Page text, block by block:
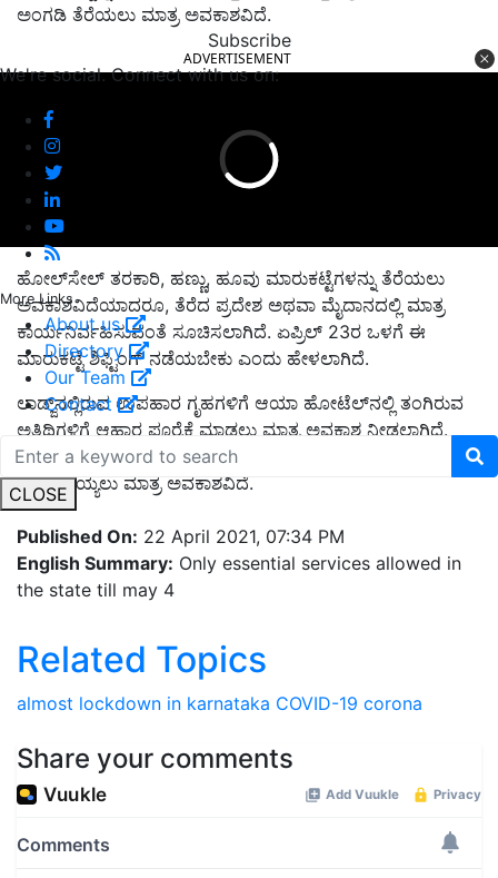
Subscribe
We're social. Connect with us on:
More Links
About us
Directory
Our Team
Contact
CLOSE
ಅಂಗಡಿ ತೆರೆಯಲು ಮಾತ್ರ ಅವಕಾಶವಿದೆ.
ADVERTISEMENT
ಹೋಲ್‌ಸೇಲ್‌ ತರಕಾರಿ, ಹಣ್ಣು, ಹೂವು ಮಾರುಕಟ್ಟೆಗಳನ್ನು ತೆರೆಯಲು
ಅವಕಾಶವಿದೆಯಾದರೂ, ತೆರೆದ ಪ್ರದೇಶ ಅಥವಾ ಮೈದಾನದಲ್ಲಿ ಮಾತ್ರ
ಕಾರ್ಯನಿರ್ವಹಿಸುವಂತೆ ಸೂಚಿಸಲಾಗಿದೆ. ಏಪ್ರಿಲ್‌ 23ರ ಒಳಗೆ ಈ
ಮಾರುಕಟ್ಟೆ ಶಿಫ್ಟಿಂಗ್‌ ನಡೆಯಬೇಕು ಎಂದು ಹೇಳಲಾಗಿದೆ.
ಲಾಡ್ಜ್‌ನಲ್ಲಿರುವ ಉಪಹಾರ ಗೃಹಗಳಿಗೆ ಆಯಾ ಹೋಟೆಲ್‌ನಲ್ಲಿ ತಂಗಿರುವ
ಅತಿಥಿಗಳಿಗೆ ಆಹಾರ ಪೂರೈಕೆ ಮಾಡಲು ಮಾತ್ರ ಅವಕಾಶ ನೀಡಲಾಗಿದೆ.
ಮದ್ಯದಂಗಡಿ, ರೆಸ್ಟೋರೆಂಟ್‌ಗಳಿಂದ ಮದ್ಯ, ಆಹಾರಗಳನ್ನು ಮನೆಗೆ
ಕೊಂಡೊಯ್ಯಲು ಮಾತ್ರ ಅವಕಾಶವಿದೆ.
Published On: 22 April 2021, 07:34 PM
English Summary: Only essential services allowed in
the state till may 4
Related Topics
almost lockdown in karnataka COVID-19 corona
Share your comments